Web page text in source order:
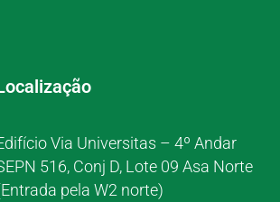
Via Universitas – 4º Andar
516, Conj D, Lote 09 Asa Norte
pela W2 norte)